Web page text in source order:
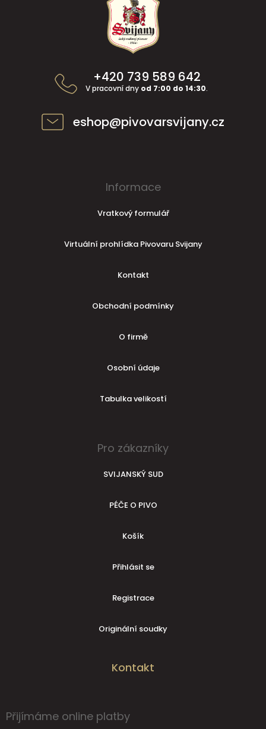
+420 739 589 642
V pracovní dny od 7:00 do 14:30.
eshop@pivovarsvijany.cz
Informace
Vratkový formulář
Virtuální prohlídka Pivovaru Svijany
Kontakt
Obchodní podmínky
O firmě
Osobní údaje
Tabulka velikostí
Pro zákazníky
SVIJANSKÝ SUD
PÉČE O PIVO
Košík
Přihlásit se
Registrace
Originální soudky
Kontakt
Přijímáme online platby